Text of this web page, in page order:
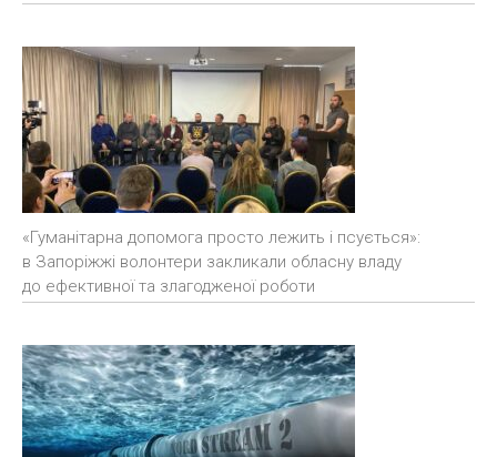
«Гуманітарна допомога просто лежить і псується»:
в Запоріжжі волонтери закликали обласну владу
до ефективної та злагодженої роботи